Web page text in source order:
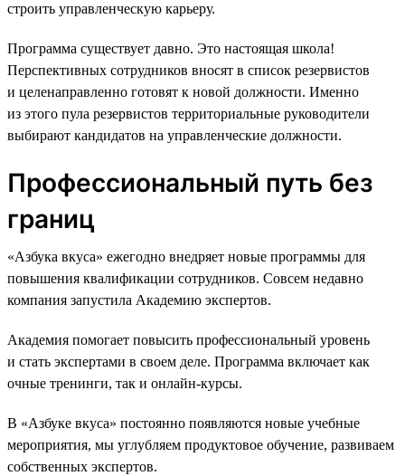
строить управленческую карьеру.
Программа существует давно. Это настоящая школа!
Перспективных сотрудников вносят в список резервистов
и целенаправленно готовят к новой должности. Именно
из этого пула резервистов территориальные руководители
выбирают кандидатов на управленческие должности.
Профессиональный путь без
границ
«Азбука вкуса» ежегодно внедряет новые программы для
повышения квалификации сотрудников. Совсем недавно
компания запустила Академию экспертов.
Академия помогает повысить профессиональный уровень
и стать экспертами в своем деле. Программа включает как
очные тренинги, так и онлайн-курсы.
В «Азбуке вкуса» постоянно появляются новые учебные
мероприятия, мы углубляем продуктовое обучение, развиваем
собственных экспертов.